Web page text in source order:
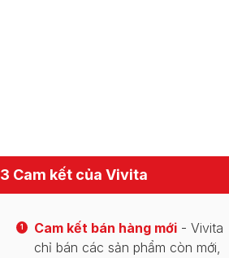
3 Cam kết của Vivita
1 Cam kết bán hàng mới - Vivita
chỉ bán các sản phẩm còn mới,